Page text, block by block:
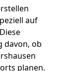
auf
davon, ob
planen.